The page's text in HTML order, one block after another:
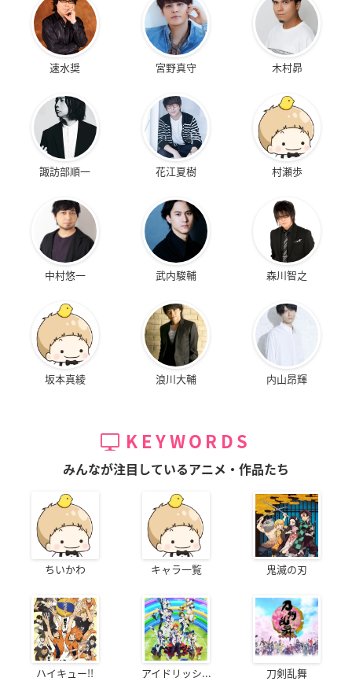
速水奨 宮野真守 木村昴
諏訪部順一 花江夏樹 村瀬歩
中村悠一 武内駿輔 森川智之
坂本真綾 浪川大輔 内山昂輝
KEYWORDS
みんなが注目しているアニメ・作品たち
ちいかわ キャラ一覧 鬼滅の刃
ハイキュー!! アイドリッシ... 刀剣乱舞